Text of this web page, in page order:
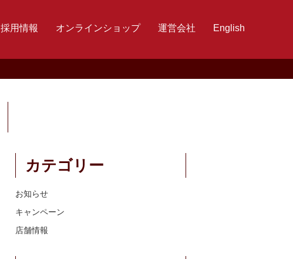
採用情報 オンラインショップ 運営会社 English
カテゴリー
お知らせ
キャンペーン
店舗情報